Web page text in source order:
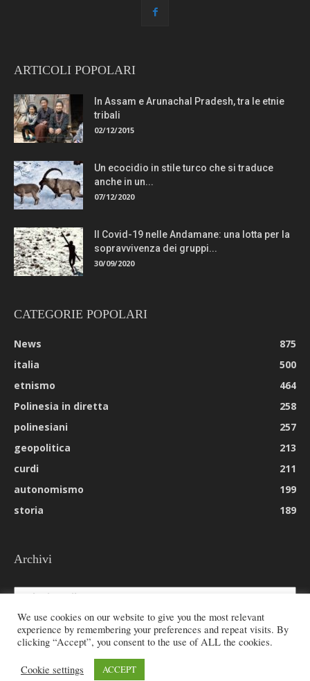
ARTICOLI POPOLARI
In Assam e Arunachal Pradesh, tra le etnie
tribali
02/12/2015
Un ecocidio in stile turco che si traduce
anche in un...
07/12/2020
Il Covid-19 nelle Andamane: una lotta per la
sopravvivenza dei gruppi...
30/09/2020
CATEGORIE POPOLARI
News
875
italia
500
etnismo
464
Polinesia in diretta
258
polinesiani
257
geopolitica
213
curdi
211
autonomismo
199
storia
189
Archivi
Archivi
© 2026 All rights reserved - Etnie -
We use cookies on our website to give you the most relevant
experience by remembering your preferences and repeat visits. By
clicking “Accept”, you consent to the use of ALL the cookies.
Cookie settings ACCEPT